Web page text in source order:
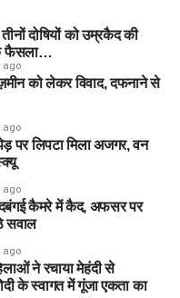
दोषियों को उम्रकैद की
फैसला…
ago
को लेकर विवाद, दफनाने से
ago
पेड़ पर लिपटा मिला अजगर, वन
ago
दबंगई कैमरे में कैद, अफसर पर
सवाल
ago
ने रचाया मेहंदी से
के स्वागत में गूंजा एकता का